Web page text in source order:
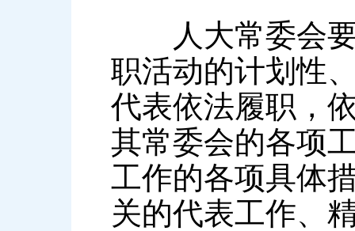
人大常委会要
职活动的计划性
代表依法履职，
其常委会的各项
工作的各项具体
关的代表工作、